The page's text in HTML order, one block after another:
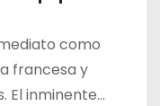
como
francesa y
El inminente…